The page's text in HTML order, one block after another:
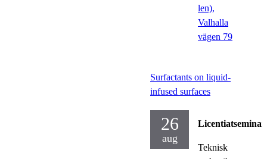
len),
Valhalla
vägen 79
Surfactants on liquid-
infused surfaces
26
aug
Teknisk